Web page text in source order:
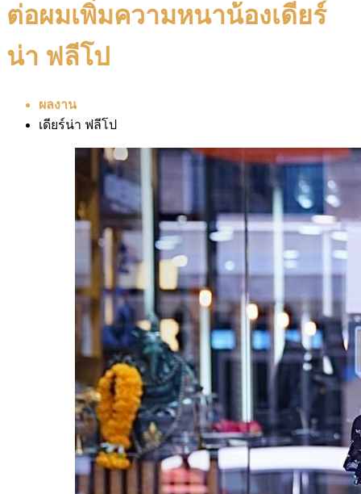
ต่อผมเพิ่มความหนาน้องเดียร์
น่า ฟลีโป
ผลงาน
เดียร์น่า ฟลีโป